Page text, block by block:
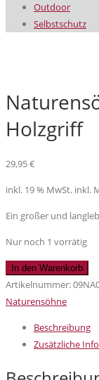
Outdoor
Selbstschutz
Holzgriff
29,95€
inkl. 19 % MwSt. inkl.
Ein großer und
Nur noch 1 vorrätig
Naturensöhne
Feuer
Starter,
In den Warenkorb
Artikelnummer:
Naturensöhne
Beschreibung
Zusätzliche